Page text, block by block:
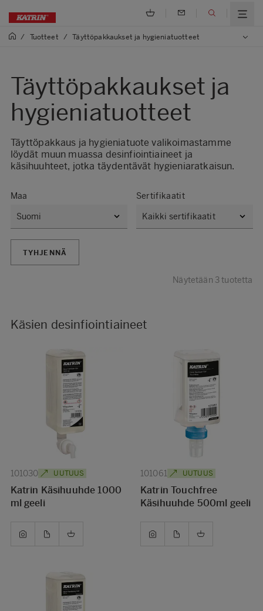
/ Tuotteet / Täyttöpakkaukset ja hygieniatuotteet
Täyttöpakkaukset ja
hygieniatuotteet
Täyttöpakkaus ja hygieniatuote valikoimastamme
löydät muun muassa desinfiointiaineet ja
käsihuuhteet, jotka täydentävät hygieniaratkaisun.
Maa Sertifikaatit
TYHJENNÄ
Näytetään 3 tuotetta
Käsien desinfiointiaineet
101030 UUTUUS
Katrin Käsihuuhde 1000
ml geeli
101061 UUTUUS
Katrin Touchfree
Käsihuuhde 500ml geeli